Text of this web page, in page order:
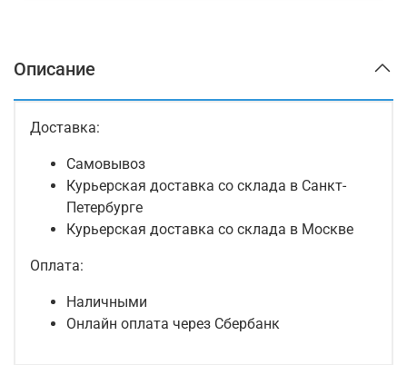
Описание
Доставка:
Самовывоз
Курьерская доставка со склада в Санкт-
Петербурге
Курьерская доставка со склада в Москве
Оплата:
Наличными
Онлайн оплата через Сбербанк